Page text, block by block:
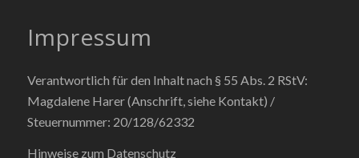
Impressum
Verantwortlich für den Inhalt nach § 55 Abs. 2 RStV:
Magdalene Harer (Anschrift, siehe Kontakt) /
Steuernummer: 20/128/62332
Hinweise zum Datenschutz